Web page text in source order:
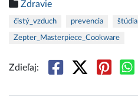
Zdravie
čistý_vzduch prevencia štúdia
Zepter_Masterpiece_Cookware
Zdieľaj: